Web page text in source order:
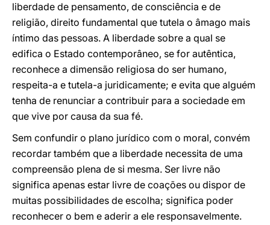
liberdade de pensamento, de consciência e de
religião, direito fundamental que tutela o âmago mais
íntimo das pessoas. A liberdade sobre a qual se
edifica o Estado contemporâneo, se for autêntica,
reconhece a dimensão religiosa do ser humano,
respeita-a e tutela-a juridicamente; e evita que alguém
tenha de renunciar a contribuir para a sociedade em
que vive por causa da sua fé.
Sem confundir o plano jurídico com o moral, convém
recordar também que a liberdade necessita de uma
compreensão plena de si mesma. Ser livre não
significa apenas estar livre de coações ou dispor de
muitas possibilidades de escolha; significa poder
reconhecer o bem e aderir a ele responsavelmente.